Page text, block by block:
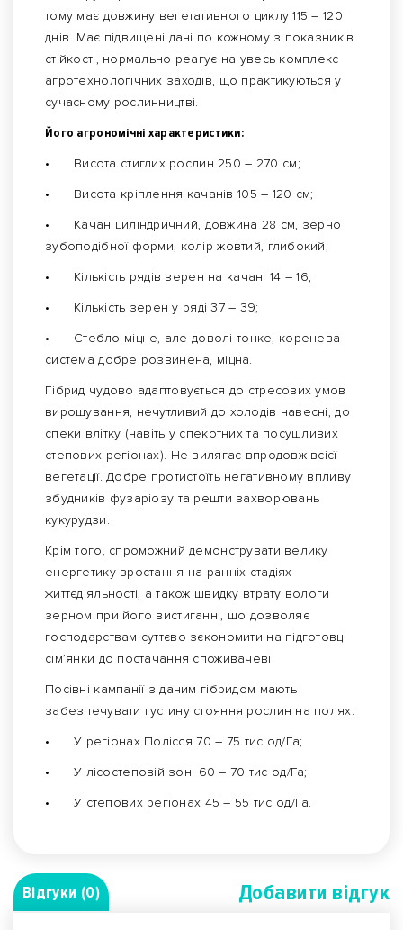
тому має довжину вегетативного циклу 115 – 120
днів. Має підвищені дані по кожному з показників
стійкості, нормально реагує на увесь комплекс
агротехнологічних заходів, що практикуються у
сучасному рослинництві.
Його агрономічні характеристики:
•
Висота стиглих рослин 250 – 270 см;
•
Висота кріплення качанів 105 – 120 см;
•
Качан циліндричний, довжина 28 см, зерно
зубоподібної форми, колір жовтий, глибокий;
•
Кількість рядів зерен на качані 14 – 16;
•
Кількість зерен у ряді 37 – 39;
•
Стебло міцне, але доволі тонке, коренева
система добре розвинена, міцна.
Гібрид чудово адаптовується до стресових умов
вирощування, нечутливий до холодів навесні, до
спеки влітку (навіть у спекотних та посушливих
степових регіонах). Не вилягає впродовж всієї
вегетації. Добре протистоїть негативному впливу
збудників фузаріозу та решти захворювань
кукурудзи.
Крім того, спроможний демонструвати велику
енергетику зростання на ранніх стадіях
життєдіяльності, а також швидку втрату вологи
зерном при його вистиганні, що дозволяє
господарствам суттєво зєкономити на підготовці
сім’янки до постачання споживачеві.
Посівні кампанії з даним гібридом мають
забезпечувати густину стояння рослин на полях:
•
У регіонах Полісся 70 – 75 тис од/Га;
•
У лісостеповій зоні 60 – 70 тис од/Га;
•
У степових регіонах 45 – 55 тис од/Га.
Відгуки (0) Добавити вiдгук